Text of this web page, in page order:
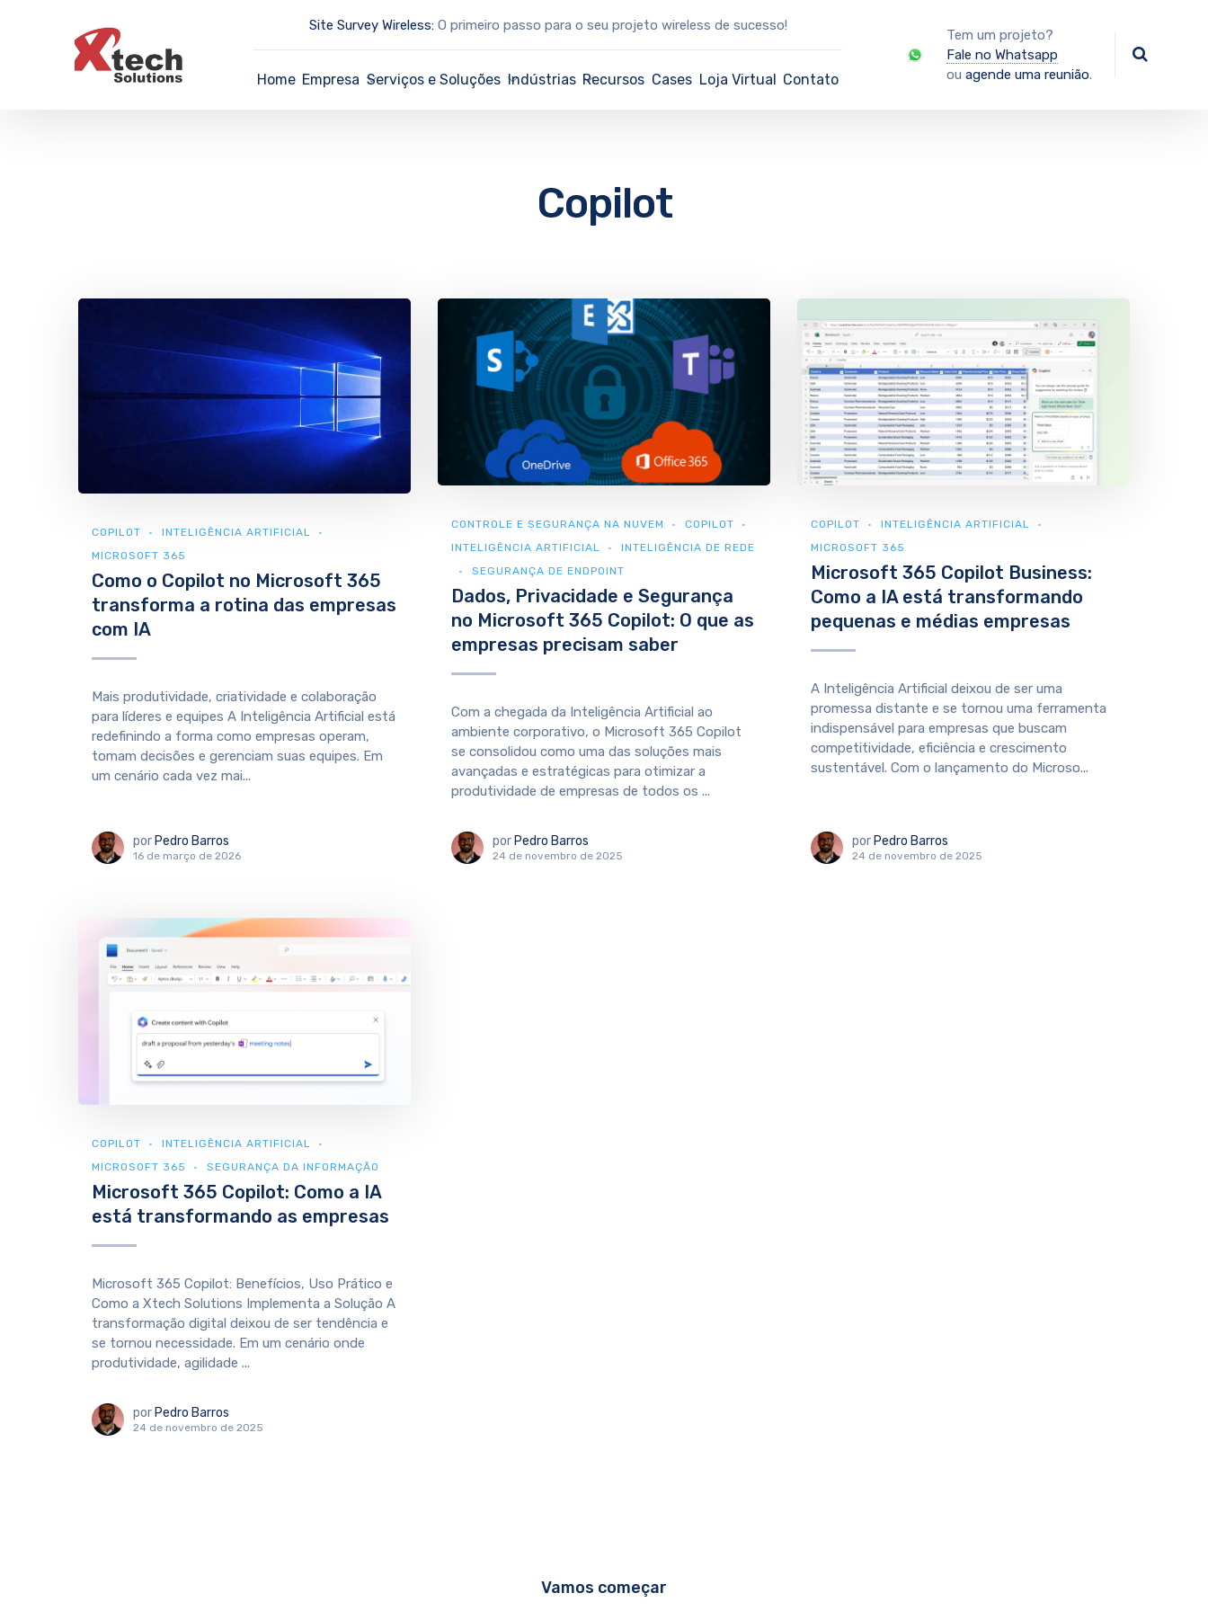
Site Survey Wireless:O primeiro passo para o seu projeto wireless de sucesso!
Home Empresa Serviços e Soluções Indústrias Recursos Cases Loja Virtual Contato
Tem um projeto?
Fale no Whatsapp
ou agende uma reunião.
Copilot
COPILOT
INTELIGÊNCIA ARTIFICIAL
MICROSOFT 365
Como o Copilot no Microsoft 365
transforma a rotina das empresas
com IA
Mais produtividade, criatividade e colaboração
para líderes e equipes A Inteligência Artificial está
redefinindo a forma como empresas operam,
tomam decisões e gerenciam suas equipes. Em
um cenário cada vez mai...
por Pedro Barros
16 de março de 2026
CONTROLE E SEGURANÇA NA NUVEM
COPILOT
INTELIGÊNCIA ARTIFICIAL
INTELIGÊNCIA DE REDE
SEGURANÇA DE ENDPOINT
Dados, Privacidade e Segurança
no Microsoft 365 Copilot: O que as
empresas precisam saber
Com a chegada da Inteligência Artificial ao
ambiente corporativo, o Microsoft 365 Copilot
se consolidou como uma das soluções mais
avançadas e estratégicas para otimizar a
produtividade de empresas de todos os ...
por Pedro Barros
24 de novembro de 2025
COPILOT
INTELIGÊNCIA ARTIFICIAL
MICROSOFT 365
Microsoft 365 Copilot Business:
Como a IA está transformando
pequenas e médias empresas
A Inteligência Artificial deixou de ser uma
promessa distante e se tornou uma ferramenta
indispensável para empresas que buscam
competitividade, eficiência e crescimento
sustentável. Com o lançamento do Microso...
por Pedro Barros
24 de novembro de 2025
COPILOT
INTELIGÊNCIA ARTIFICIAL
MICROSOFT 365
SEGURANÇA DA INFORMAÇÃO
Microsoft 365 Copilot: Como a IA
está transformando as empresas
Microsoft 365 Copilot: Benefícios, Uso Prático e
Como a Xtech Solutions Implementa a Solução A
transformação digital deixou de ser tendência e
se tornou necessidade. Em um cenário onde
produtividade, agilidade ...
por Pedro Barros
24 de novembro de 2025
Vamos começar